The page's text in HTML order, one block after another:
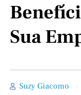
Sua
Suzy Giacomo